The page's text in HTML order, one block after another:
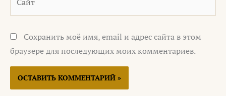
Сохранить моё имя, email и адрес сайта в этом
браузере для последующих моих комментариев.